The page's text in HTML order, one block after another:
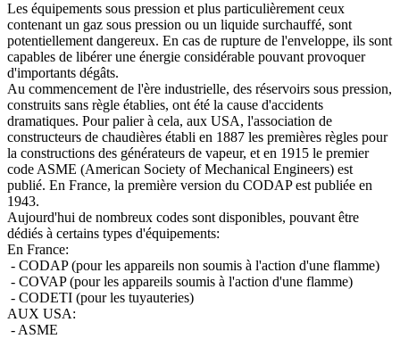
Les équipements sous pression et plus particulièrement ceux
contenant un gaz sous pression ou un liquide surchauffé, sont
potentiellement dangereux. En cas de rupture de l'enveloppe, ils sont
capables de libérer une énergie considérable pouvant provoquer
d'importants dégâts.
Au commencement de l'ère industrielle, des réservoirs sous pression,
construits sans règle établies, ont été la cause d'accidents
dramatiques. Pour palier à cela, aux USA, l'association de
constructeurs de chaudières établi en 1887 les premières règles pour
la constructions des générateurs de vapeur, et en 1915 le premier
code ASME (American Society of Mechanical Engineers) est
publié. En France, la première version du CODAP est publiée en
1943.
Aujourd'hui de nombreux codes sont disponibles, pouvant être
dédiés à certains types d'équipements:
En France:
- CODAP (pour les appareils non soumis à l'action d'une flamme)
- COVAP (pour les appareils soumis à l'action d'une flamme)
- CODETI (pour les tuyauteries)
AUX USA:
- ASME